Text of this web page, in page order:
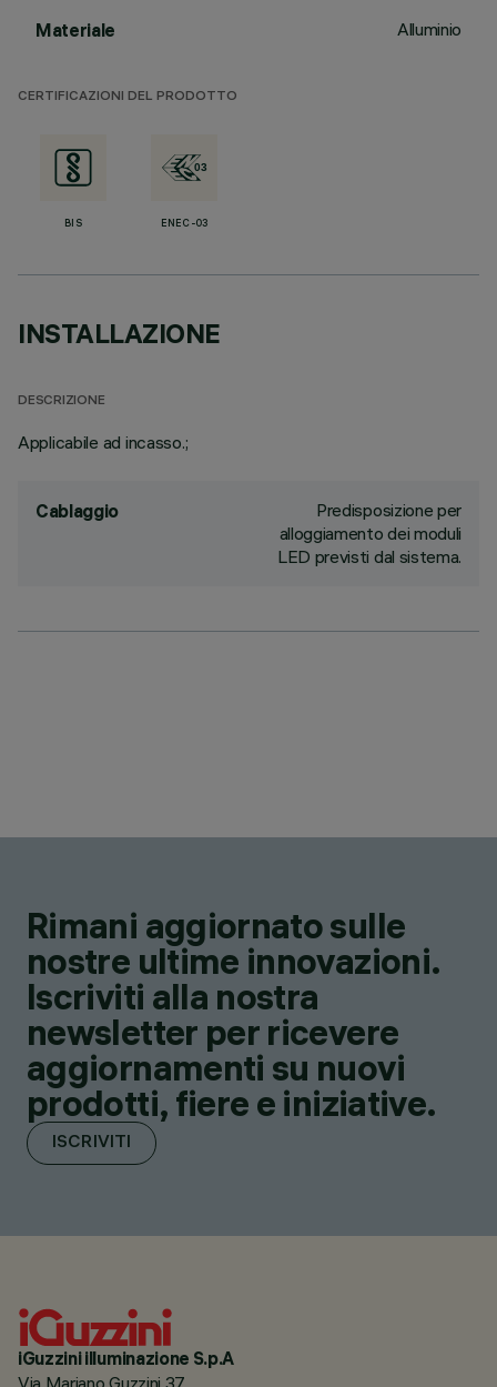
Materiale Alluminio
CERTIFICAZIONI DEL PRODOTTO
BIS ENEC-03
INSTALLAZIONE
DESCRIZIONE
Applicabile ad incasso.;
Cablaggio
Predisposizione per
alloggiamento dei moduli
LED previsti dal sistema.
Rimani aggiornato sulle
nostre ultime innovazioni.
Iscriviti alla nostra
newsletter per ricevere
aggiornamenti su nuovi
prodotti, fiere e iniziative.
ISCRIVITI
iGuzzini illuminazione S.p.A
Via Mariano Guzzini 37